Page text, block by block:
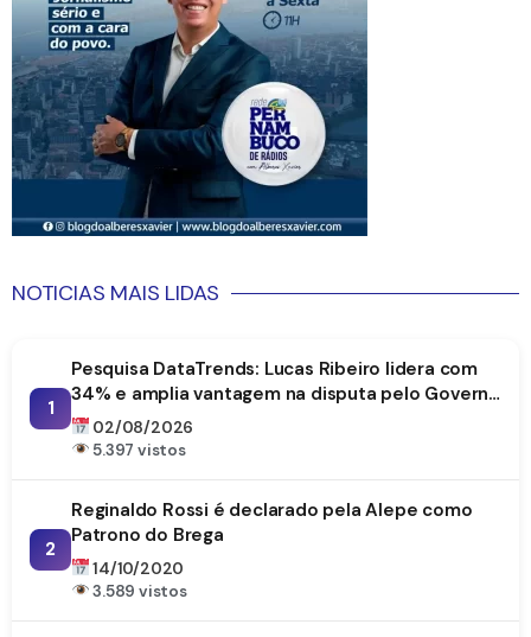
NOTICIAS MAIS LIDAS
1
Pesquisa DataTrends: Lucas Ribeiro lidera com
34% e amplia vantagem na disputa pelo Governo
da Paraíba
02/08/2026
5.397 vistos
2
Reginaldo Rossi é declarado pela Alepe como
Patrono do Brega
14/10/2020
3.589 vistos